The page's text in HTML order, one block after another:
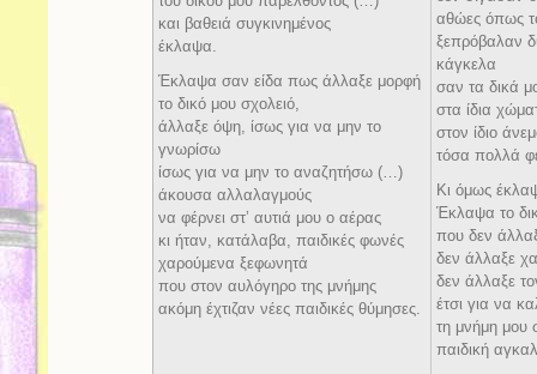
και βαθειά συγκινημένος
έκλαψα.
Έκλαψα σαν είδα πως άλλαξε μορφή
το δικό μου σχολειό,
άλλαξε όψη, ίσως για να μην το
γνωρίσω
ίσως για να μην το αναζητήσω (…)
άκουσα αλλαλαγμούς
να φέρνει στ’ αυτιά μου ο αέρας
κι ήταν, κατάλαβα, παιδικές φωνές
χαρούμενα ξεφωνητά
που στον αυλόγηρο της μνήμης
ακόμη έχτιζαν νέες παιδικές θύμησες.
αθώες όπως
ξεπρόβαλαν
κάγκελα
σαν τα δικά
στα ίδια
στον ίδιο
τόσα πολλά
Κι όμως
Έκλαψα το
που δεν
δεν άλλαξε
δεν άλλαξε
έτσι για να
τη μνήμη μου
παιδική